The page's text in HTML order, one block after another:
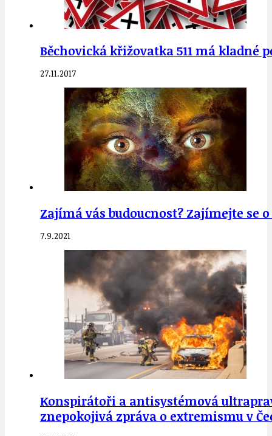
Běchovická křižovatka 511 má kladné
27.11.2017
Zajímá vás budoucnost? Zajímejte se
7.9.2021
Konspirátoři a antisystémová
znepokojivá zpráva o extremismu v